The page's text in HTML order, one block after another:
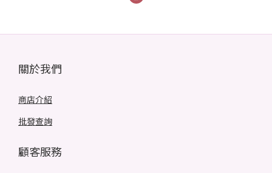
關於我們
商店介紹
批發查詢
顧客服務